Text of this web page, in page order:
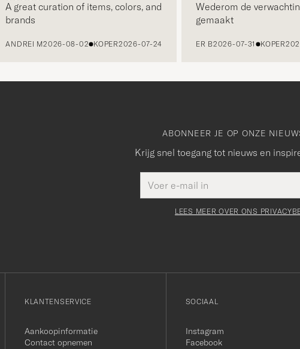
A great curation of items, colors, and
brands
ANDREI M 2026-08-02 KOPER2026-07-24
Wederom de verwachting
gemaakt
ER B2026-07-31 KOPER
ABONNEER JE OP ONZE
Krijg snel toegang tot nieuws en
mailadres
Dit veld
moet
LEES MEER OVER ONS
KLANTENSERVICE
Aankoopinformatie
Contact opnemen
SOCIAAL
Instagram
Facebook